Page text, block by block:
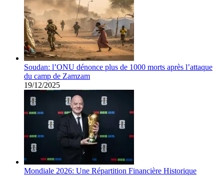
Soudan: l’ONU dénonce plus de 1000 morts après l’attaque
du camp de Zamzam
19/12/2025
Mondiale 2026: Une Répartition Financière Historique